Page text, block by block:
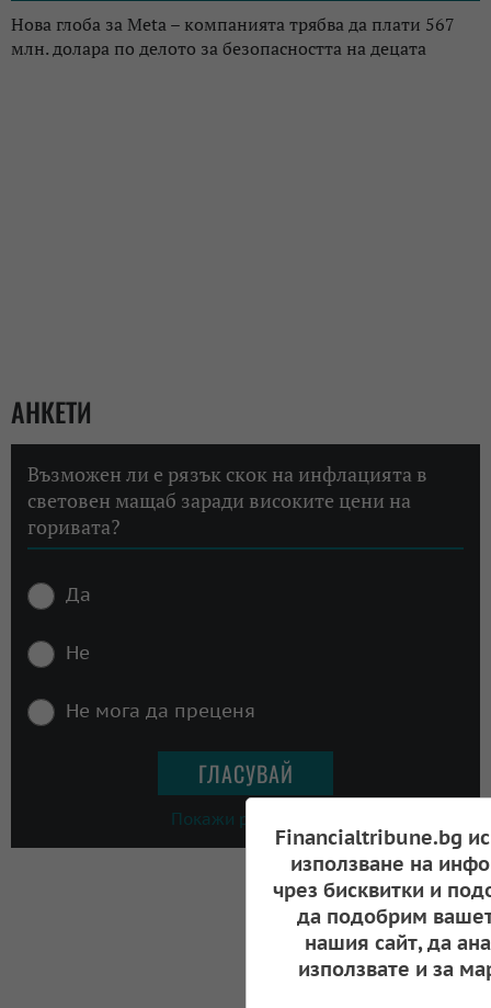
Нова глоба за Meta – компанията трябва да плати 567
млн. долара по делото за безопасността на децата
АНКЕТИ
Възможен ли е рязък скок на инфлацията в
световен мащаб заради високите цени на
горивата?
Да
Не
Не мога да преценя
Покажи резултати
Financialtribune.bg
използване на
чрез бисквитки и
да подобрим
нашия сайт, да
използвате и за